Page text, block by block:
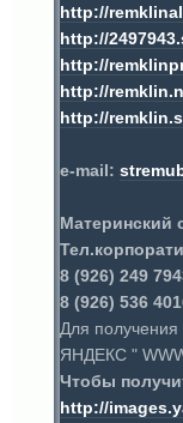
http://
http://2497943.
http://
http://
http://
e-mail:
Материнский
8 (926) 249
8 (926) 536
Для
ЯНДЕКС "
Чтобы
http://